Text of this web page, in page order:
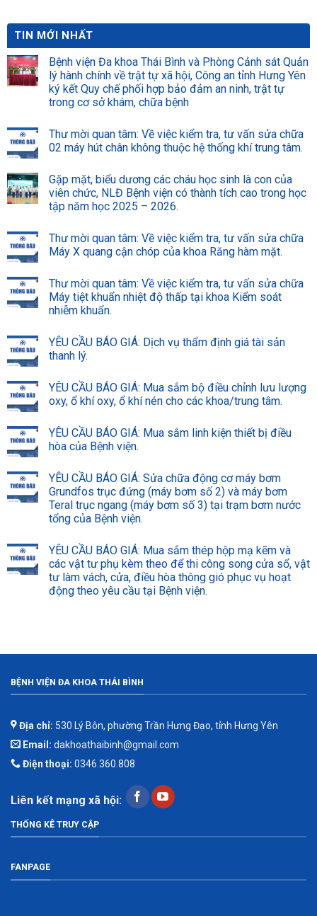
TIN MỚI NHẤT
Bệnh viện Đa khoa Thái Bình và Phòng Cảnh sát Quản
lý hành chính về trật tự xã hội, Công an tỉnh Hưng Yên
ký kết Quy chế phối hợp bảo đảm an ninh, trật tự
trong cơ sở khám, chữa bệnh
Thư mời quan tâm: Về việc kiểm tra, tư vấn sửa chữa
02 máy hút chân không thuộc hệ thống khí trung tâm.
Gặp mặt, biểu dương các cháu học sinh là con của
viên chức, NLĐ Bệnh viện có thành tích cao trong học
tập năm học 2025 – 2026.
Thư mời quan tâm: Về việc kiểm tra, tư vấn sửa chữa
Máy X quang cận chóp của khoa Răng hàm mặt.
Thư mời quan tâm: Về việc kiểm tra, tư vấn sửa chữa
Máy tiệt khuẩn nhiệt độ thấp tại khoa Kiểm soát
nhiễm khuẩn.
YÊU CẦU BÁO GIÁ: Dịch vụ thẩm định giá tài sản
thanh lý.
YÊU CẦU BÁO GIÁ: Mua sắm bộ điều chỉnh lưu lượng
oxy, ổ khí oxy, ổ khí nén cho các khoa/trung tâm.
YÊU CẦU BÁO GIÁ: Mua sắm linh kiện thiết bị điều
hòa của Bệnh viện.
YÊU CẦU BÁO GIÁ: Sửa chữa động cơ máy bơm
Grundfos trục đứng (máy bơm số 2) và máy bơm
Teral trục ngang (máy bơm số 3) tại trạm bơm nước
tổng của Bệnh viện.
YÊU CẦU BÁO GIÁ: Mua sắm thép hộp mạ kẽm và
các vật tư phụ kèm theo để thi công song cửa sổ, vật
tư làm vách, cửa, điều hòa thông gió phục vụ hoạt
động theo yêu cầu tại Bệnh viện.
BỆNH VIỆN ĐA KHOA THÁI BÌNH
Địa chỉ: 530 Lý Bôn, phường Trần Hưng Đạo, tỉnh Hưng Yên
Email: dakhoathaibinh@gmail.com
Điện thoại: 0346.360.808
Liên kết mạng xã hội:
THỐNG KÊ TRUY CẬP
FANPAGE